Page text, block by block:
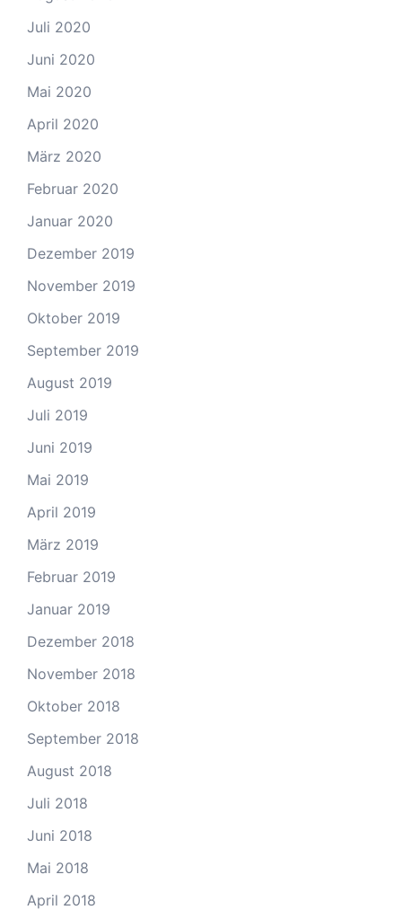
Juli 2020
Juni 2020
Mai 2020
April 2020
März 2020
Februar 2020
Januar 2020
Dezember 2019
November 2019
Oktober 2019
September 2019
August 2019
Juli 2019
Juni 2019
Mai 2019
April 2019
März 2019
Februar 2019
Januar 2019
Dezember 2018
November 2018
Oktober 2018
September 2018
August 2018
Juli 2018
Juni 2018
Mai 2018
April 2018